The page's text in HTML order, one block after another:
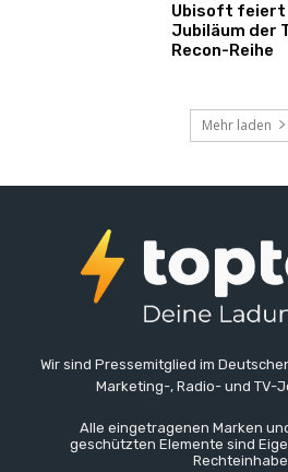
Ubisoft feiert
Jubiläum der
Recon-Reihe
Mehr laden
Wir sind Pressemitglied im
Marketing-, Radio- und TV-
Alle eingetragenen Marken
geschützten Elemente sind